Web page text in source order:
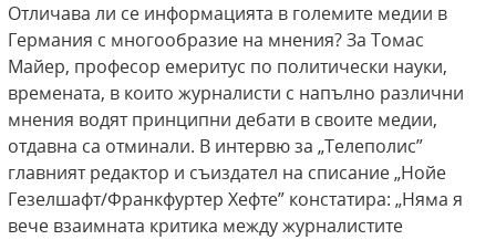
Отличава ли се информацията в големите медии в
Германия с многообразие на мнения? За Томас
Майер, професор емеритус по политически науки,
времената, в които журналисти с напълно различни
мнения водят принципни дебати в своите медии,
отдавна са отминали. В интервю за „Телеполис”
главният редактор и съиздател на списание „Нойе
Гезелшафт/Франкфуртер Хефте” констатира: „Няма я
вече взаимната критика между журналистите